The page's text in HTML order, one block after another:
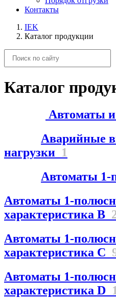
Контакты
IEK
Каталог продукции
Каталог
Автоматы
Аварийные
нагрузки 1
Автоматы 1-
Автоматы 1-
характеристика В
Автоматы 1-
характеристика C
Автоматы 1-
характеристика D